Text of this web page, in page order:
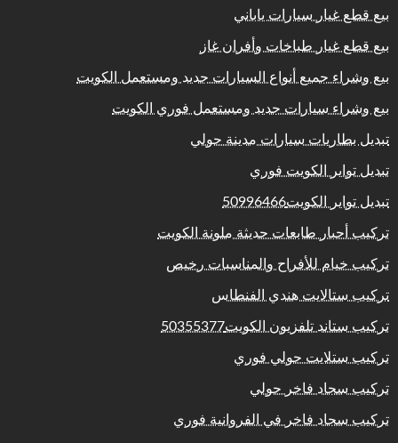
بيع قطع غيار سيارات ياباني
بيع قطع غيار طباخات وأفران غاز
بيع وشراء جميع أنواع السيارات جديد ومستعمل الكويت
بيع وشراء سيارات جديد ومستعمل فوري الكويت
تبديل بطاريات سيارات مدينة حولي
تبديل تواير الكويت فوري
تبديل تواير الكويت50996466
تركيب أحبار طابعات حديثة ملونة الكويت
تركيب خيام للأفراح والمناسبات رخيص
تركيب ستالايت هندي الفنطاس
تركيب ستاند تلفزيون الكويت50355377
تركيب ستلايت حولي فوري
تركيب سجاد فاخر حولي
تركيب سجاد فاخر في الفروانية فوري